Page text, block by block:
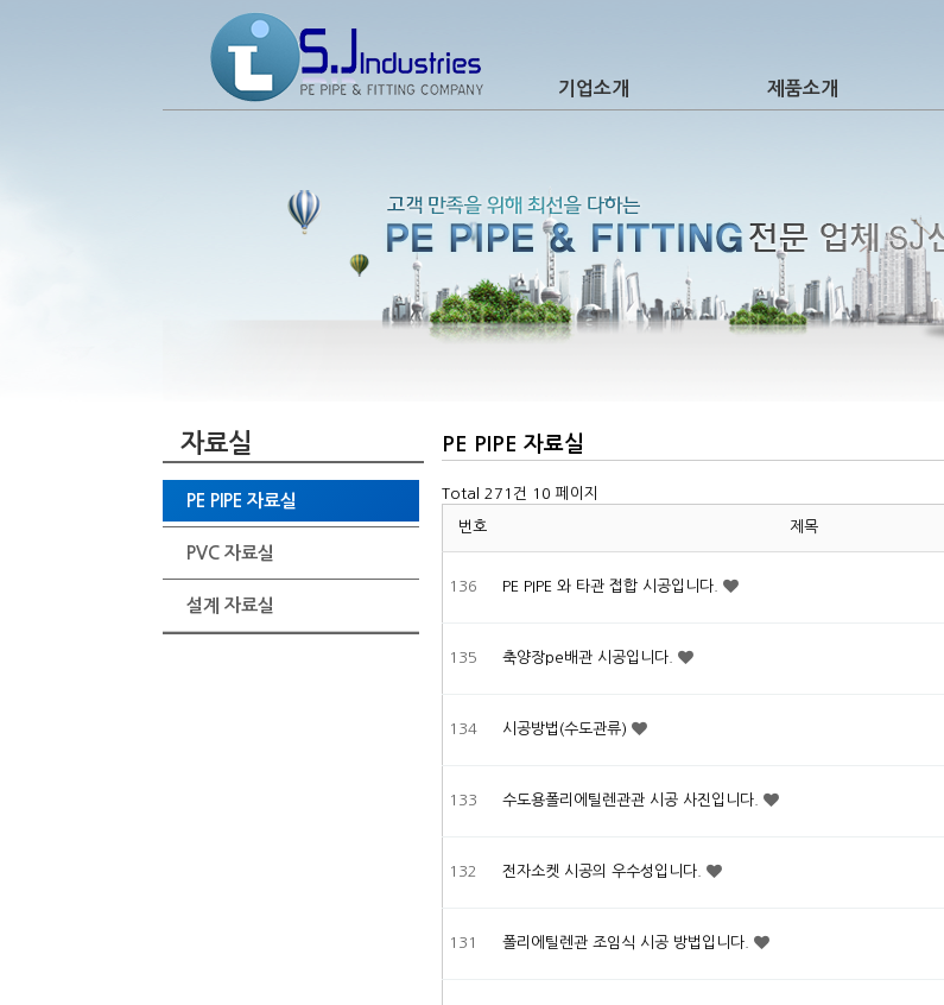
기업소개 제품소개
자료실
PE PIPE 자료실
PVC 자료실
설계 자료실
PE PIPE 자료실
Total 271건 10 페이지
번호 제목
136 PE PIPE 와 타관 접합 시공입니다.
135 축양장pe배관 시공입니다.
134 시공방법(수도관류)
133 수도용폴리에틸렌관관 시공 사진입니다.
132 전자소켓 시공의 우수성입니다.
131 폴리에틸렌관 조임식 시공 방법입니다.